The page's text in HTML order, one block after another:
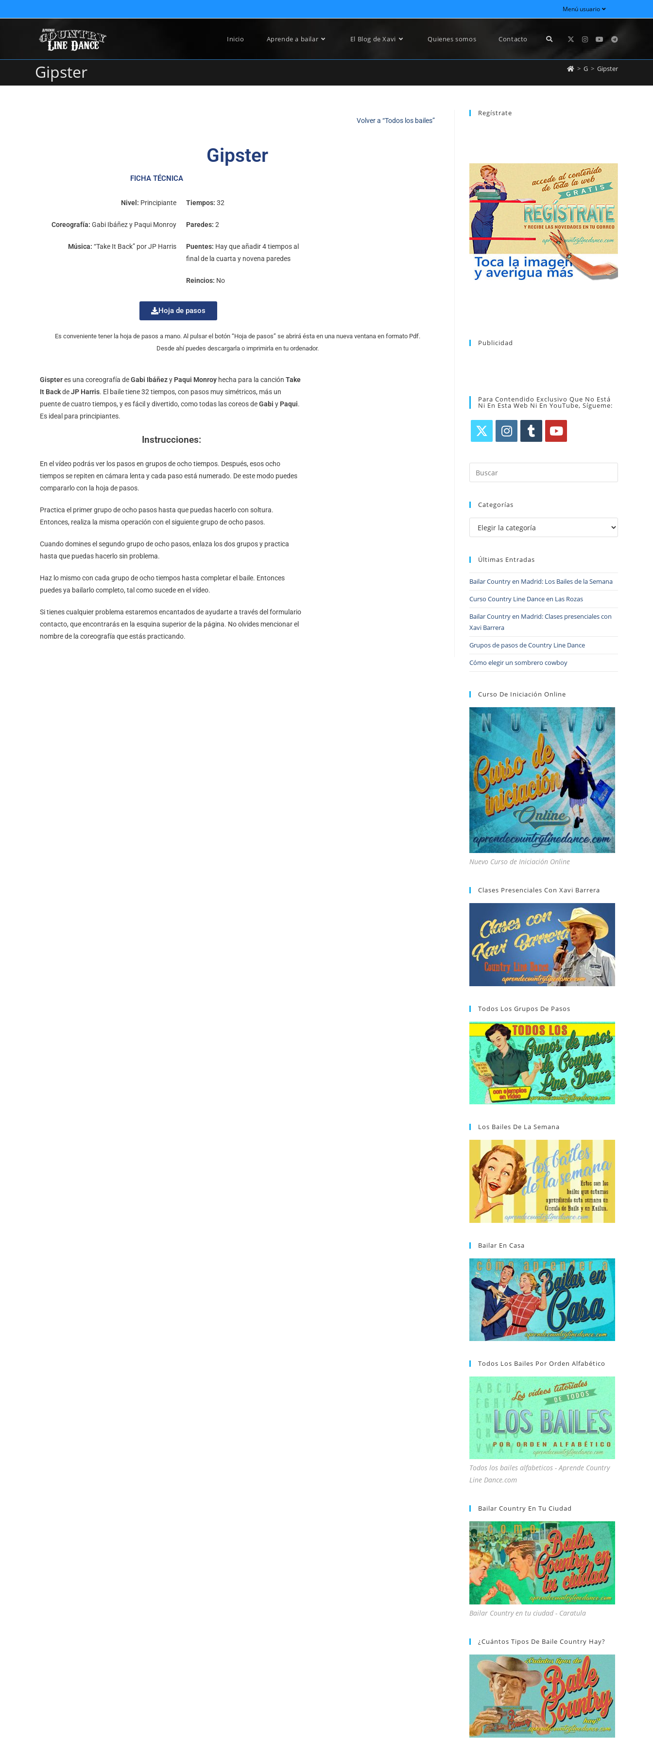
Menú usuario
Inicio Aprende a bailar El Blog de Xavi Quienes somos Contacto
Gipster > G > Gipster
Volver a “Todos los bailes”
Gipster
FICHA TÉCNICA
Nivel: Principiante
Coreografía: Gabi Ibáñez y Paqui Monroy
Música: “Take It Back” por JP Harris
Tiempos: 32
Paredes: 2
Puentes: Hay que añadir 4 tiempos al
final de la cuarta y novena paredes
Reincios: No
Hoja de pasos
Es conveniente tener la hoja de pasos a mano. Al pulsar el botón “Hoja de pasos” se abrirá ésta en una nueva ventana en formato Pdf.
Desde ahí puedes descargarla o imprimirla en tu ordenador.
Gispteres una coreografía deGabi Ibáñezy Paqui Monroy hecha para la canción Take
It BackdeJP Harris. El baile tiene 32 tiempos, con pasos muy simétricos, más un
puente de cuatro tiempos, y es fácil y divertido, como todas las coreos deGabi y Paqui.
Es ideal para principiantes.
Instrucciones:
En el vídeo podrás ver los pasos en grupos de ocho tiempos. Después, esos ocho
tiempos se repiten en cámara lenta y cada paso está numerado. De este modo puedes
compararlo con la hoja de pasos.
Practica el primer grupo de ocho pasos hasta que puedas hacerlo con soltura.
Entonces, realiza la misma operación con el siguiente grupo de ocho pasos.
Cuando domines el segundo grupo de ocho pasos, enlaza los dos grupos y practica
hasta que puedas hacerlo sin problema.
Haz lo mismo con cada grupo de ocho tiempos hasta completar el baile. Entonces
puedes ya bailarlo completo, tal como sucede en el vídeo.
Si tienes cualquier problema estaremos encantados de ayudarte a través del formulario
contacto, que encontrarás en la esquina superior de la página. No olvides mencionar el
nombre de la coreografía que estás practicando.
Regístrate
Tras registrarte tendrás acceso completo a
la web. Puedes consultar el directorio
alfabético de vídeos tutoriales y aprender la
coreografía que más te apetezca. Recibirás
en tu correo la newsletter con las
novedades tanto en el blog, como de
nuevos bailes. En cualquier momento
puedes dar de baja tu suscripción a la
newsletter sin dejar de estar registrado.
REGÍSTRATE
Publicidad
Para Contendido Exclusivo Que No Está
Ni En Esta Web Ni En YouTube, Sígueme:
Categorías
Últimas Entradas
Bailar Country en Madrid: Los Bailes de la Semana
Curso Country Line Dance en Las Rozas
Bailar Country en Madrid: Clases presenciales con
Xavi Barrera
Grupos de pasos de Country Line Dance
Cómo elegir un sombrero cowboy
Curso De Iniciación Online
Nuevo Curso de Iniciación Online
Clases Presenciales Con Xavi Barrera
Todos Los Grupos De Pasos
Los Bailes De La Semana
Bailar En Casa
Todos Los Bailes Por Orden Alfabético
Todos los bailes alfabeticos - Aprende Country
Line Dance.com
Bailar Country En Tu Ciudad
Bailar Country en tu ciudad - Caratula
¿Cuántos Tipos De Baile Country Hay?